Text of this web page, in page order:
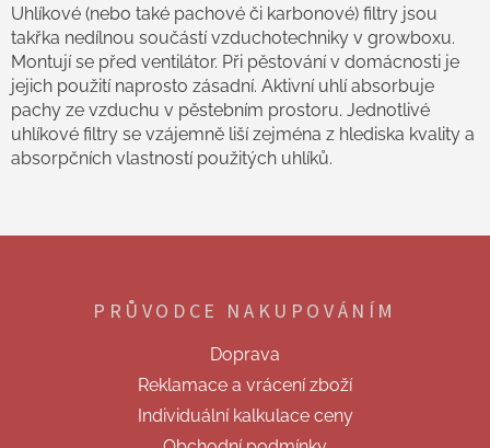
Uhlíkové (nebo také pachové či karbonové) filtry jsou
takřka nedílnou součástí vzduchotechniky v growboxu.
Montují se před ventilátor. Při pěstování v domácnosti je
jejich použití naprosto zásadní. Aktivní uhlí absorbuje
pachy ze vzduchu v pěstebním prostoru. Jednotlivé
uhlíkové filtry se vzájemně liší zejména z hlediska kvality a
absorpčních vlastností použitých uhlíků.
PRŮVODCE NAKUPOVÁNÍM
Doprava
Reklamace a vrácení zboží
Individuální kalkulace ceny